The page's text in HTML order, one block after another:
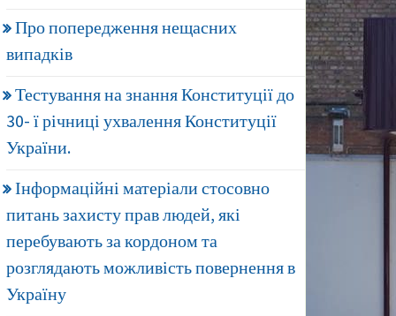
Про попередження нещасних
випадків
Тестування на знання Конституції до
30- ї річниці ухвалення Конституції
України.
Інформаційні матеріали стосовно
питань захисту прав людей, які
перебувають за кордоном та
розглядають можливість повернення в
Україну